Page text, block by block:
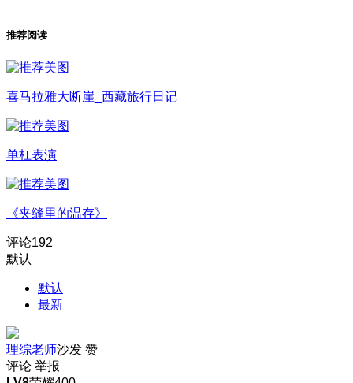
推荐阅读
喜马拉雅大断崖_西藏旅行日记
单杠表演
《夹缝里的温存》
评论192
默认
默认
最新
理综老师沙发 赞
评论 举报